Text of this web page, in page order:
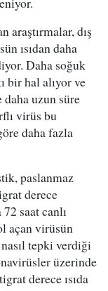
araştırmalar, dış
ısıdan daha
Daha soğuk
bir hal alıyor ve
uzun süre
virüs bu
daha fazla
paslanmaz
derece
saat canlı
açan virüsün
tepki verdiği
üzerinde
derece ısıda